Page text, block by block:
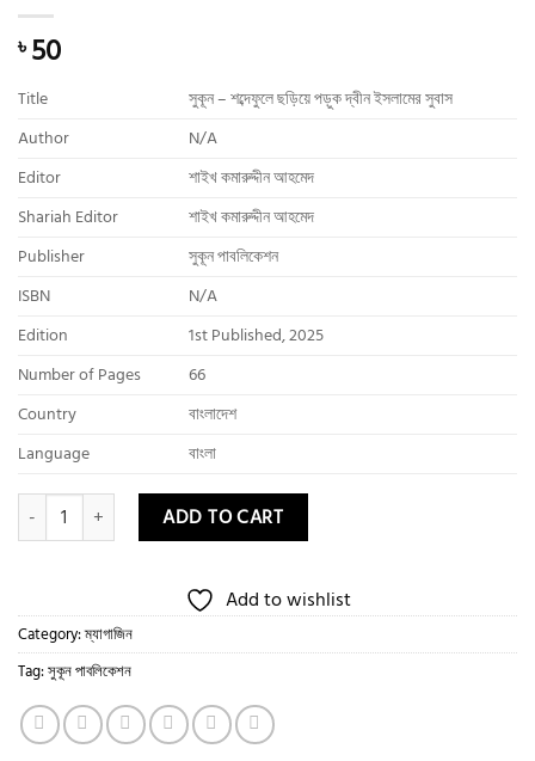
৳50
Title
সুকূন – শব্দেফুলে ছড়িয়ে পড়ুক দ্বীন ইসলামের সুবাস
Author
N/A
Editor
শাইখ কমারুদ্দীন আহমেদ
Shariah Editor
শাইখ কমারুদ্দীন আহমেদ
Publisher
সুকূন পাবলিকেশন
ISBN
N/A
Edition
1st Published, 2025
Number of Pages
66
Country
বাংলাদেশ
Language
বাংলা
সুকূন - শব্দেফুলে ছড়িয়ে পড়ুক দ্বীন ইসলামের সুবাস quantity
ADD TO CART
Add to wishlist
Category:ম্যাগাজিন
Tag:সুকূন পাবলিকেশন